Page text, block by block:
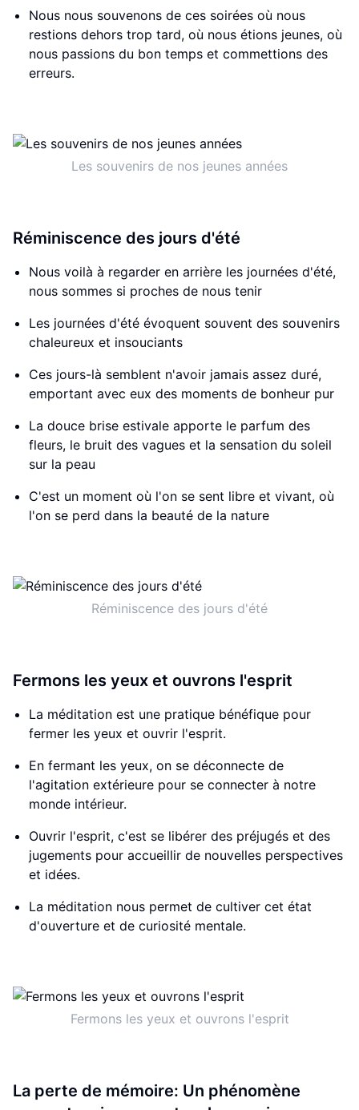
Nous nous souvenons de ces soirées où nous
restions dehors trop tard, où nous étions jeunes, où
nous passions du bon temps et commettions des
erreurs.
Les souvenirs de nos jeunes années
Réminiscence des jours d'été
Nous voilà à regarder en arrière les journées d'été,
nous sommes si proches de nous tenir
Les journées d'été évoquent souvent des souvenirs
chaleureux et insouciants
Ces jours-là semblent n'avoir jamais assez duré,
emportant avec eux des moments de bonheur pur
La douce brise estivale apporte le parfum des
fleurs, le bruit des vagues et la sensation du soleil
sur la peau
C'est un moment où l'on se sent libre et vivant, où
l'on se perd dans la beauté de la nature
Réminiscence des jours d'été
Fermons les yeux et ouvrons l'esprit
La méditation est une pratique bénéfique pour
fermer les yeux et ouvrir l'esprit.
En fermant les yeux, on se déconnecte de
l'agitation extérieure pour se connecter à notre
monde intérieur.
Ouvrir l'esprit, c'est se libérer des préjugés et des
jugements pour accueillir de nouvelles perspectives
et idées.
La méditation nous permet de cultiver cet état
d'ouverture et de curiosité mentale.
Fermons les yeux et ouvrons l'esprit
La perte de mémoire: Un phénomène